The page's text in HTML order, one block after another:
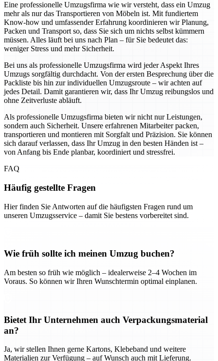
Eine professionelle Umzugsfirma wie wir versteht, dass ein Umzug
mehr als nur das Transportieren von Möbeln ist. Mit fundiertem
Know-how und umfassender Erfahrung koordinieren wir Planung,
Packen und Transport so, dass Sie sich um nichts selbst kümmern
müssen. Alles läuft bei uns nach Plan – für Sie bedeutet das:
weniger Stress und mehr Sicherheit.
Bei uns als professionelle Umzugsfirma wird jeder Aspekt Ihres
Umzugs sorgfältig durchdacht. Von der ersten Besprechung über die
Packliste bis hin zur individuellen Umzugsroute – wir achten auf
jedes Detail. Damit garantieren wir, dass Ihr Umzug reibungslos und
ohne Zeitverluste abläuft.
Als professionelle Umzugsfirma bieten wir nicht nur Leistungen,
sondern auch Sicherheit. Unsere erfahrenen Mitarbeiter packen,
transportieren und montieren mit Sorgfalt und Präzision. Sie können
sich darauf verlassen, dass Ihr Umzug in den besten Händen ist –
von Anfang bis Ende planbar, koordiniert und stressfrei.
FAQ
Häufig gestellte Fragen
Hier finden Sie Antworten auf die häufigsten Fragen rund um
unseren Umzugsservice – damit Sie bestens vorbereitet sind.
Wie früh sollte ich meinen Umzug buchen?
Am besten so früh wie möglich – idealerweise 2–4 Wochen im
Voraus. So können wir Ihren Wunschtermin optimal einplanen.
Bietet Ihr Unternehmen auch Verpackungsmaterial
an?
Ja, wir stellen Ihnen gerne Kartons, Klebeband und weitere
Materialien zur Verfügung – auf Wunsch auch mit Lieferung.